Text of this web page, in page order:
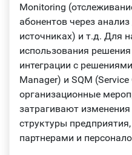
Monitoring
абонентов через
источниках) и т.д. Для
использования
интеграции с
Manager) и SQM
организационные
затрагивают изменения
структуры
партнерами и